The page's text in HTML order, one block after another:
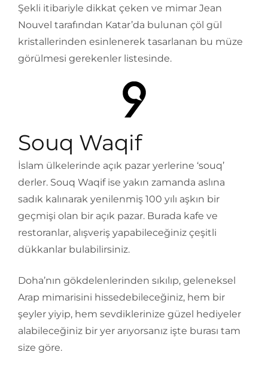
Şekli itibariyle dikkat çeken ve mimar Jean
Nouvel tarafından Katar’da bulunan çöl gül
kristallerinden esinlenerek tasarlanan bu müze
görülmesi gerekenler listesinde.
Souq Waqif
İslam ülkelerinde açık pazar yerlerine ‘souq’
derler. Souq Waqif ise yakın zamanda aslına
sadık kalınarak yenilenmiş 100 yılı aşkın bir
geçmişi olan bir açık pazar. Burada kafe ve
restoranlar, alışveriş yapabileceğiniz çeşitli
dükkanlar bulabilirsiniz.
Doha’nın gökdelenlerinden sıkılıp, geleneksel
Arap mimarisini hissedebileceğiniz, hem bir
şeyler yiyip, hem sevdiklerinize güzel hediyeler
alabileceğiniz bir yer arıyorsanız işte burası tam
size göre.